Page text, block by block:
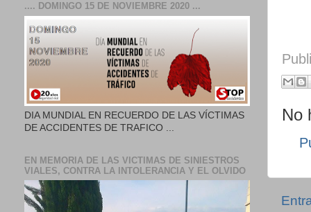
No
.... DOMINGO 15 DE NOVIEMBRE 2020 ...
DIA MUNDIAL EN RECUERDO DE LAS VÍCTIMAS
DE ACCIDENTES DE TRAFICO ...
EN MEMORIA DE LAS VICTIMAS DE SINIESTROS
VIALES, CONTRA LA INTOLERANCIA Y EL OLVIDO